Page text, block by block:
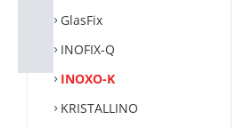
GlasFix
INOFIX-Q
INOXO-K
KRISTALLINO